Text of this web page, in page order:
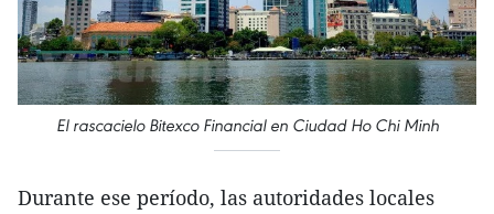
El rascacielo Bitexco Financial en Ciudad Ho Chi Minh
Durante ese período, las autoridades locales